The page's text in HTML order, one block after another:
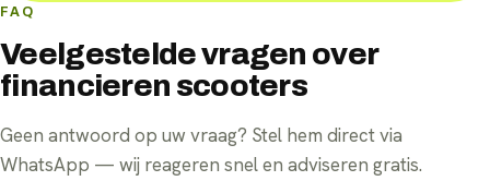
FAQ
Veelgestelde vragen over
financieren scooters
Geen antwoord op uw vraag? Stel hem direct via
WhatsApp — wij reageren snel en adviseren gratis.